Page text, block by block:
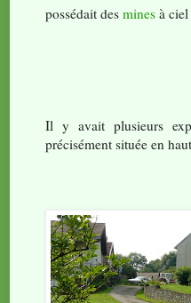
possédait des mines à
Il y avait plusieurs
précisément située en